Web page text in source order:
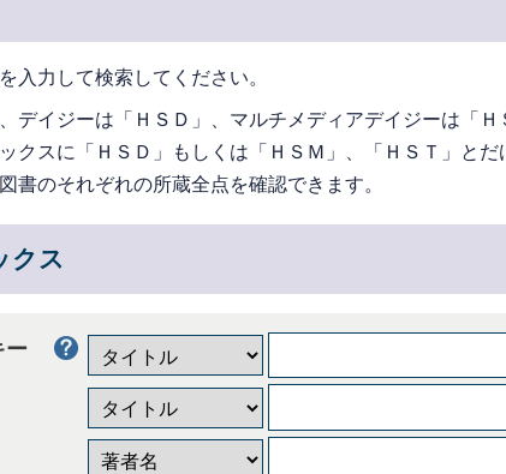
入力して検索してください。
デイジーは「ＨＳＤ」、マルチメディアデイジーは「
クスに「ＨＳＤ」もしくは「ＨＳＭ」、「ＨＳＴ」と
書のそれぞれの所蔵全点を確認できます。
クス
ー